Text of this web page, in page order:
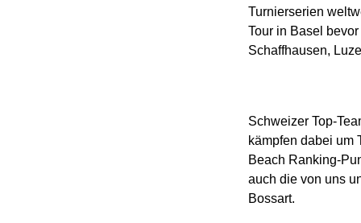
Turnierserien
Tour in Basel
Schaffhausen,
Schweizer Top-
kämpfen dabei um
Beach Ranking-
auch die von uns
Bossart.